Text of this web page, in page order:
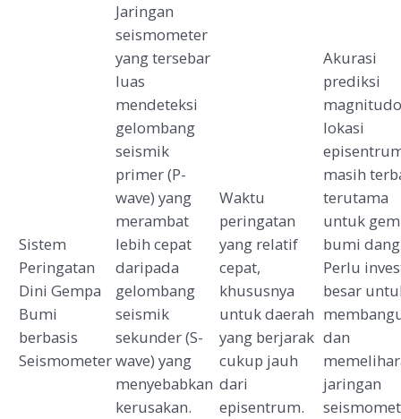
Sistem
Peringatan
Dini Gempa
Bumi
berbasis
Seismometer
Jaringan
seismometer
yang tersebar
luas
mendeteksi
gelombang
seismik
primer (P-
wave) yang
merambat
lebih cepat
daripada
gelombang
seismik
sekunder (S-
wave) yang
menyebabkan
kerusakan.
Waktu
peringatan
yang relatif
cepat,
khususnya
untuk daerah
yang berjarak
cukup jauh
dari
episentrum.
Akurasi
prediksi
lokasi
masih
terutama
untuk
bumi
Perlu
besar
dan
jaringan